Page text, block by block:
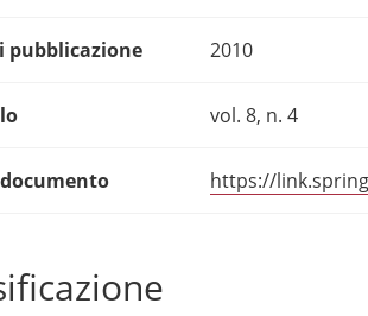
pubblicazione 2010
vol. 8, n. 4
https://